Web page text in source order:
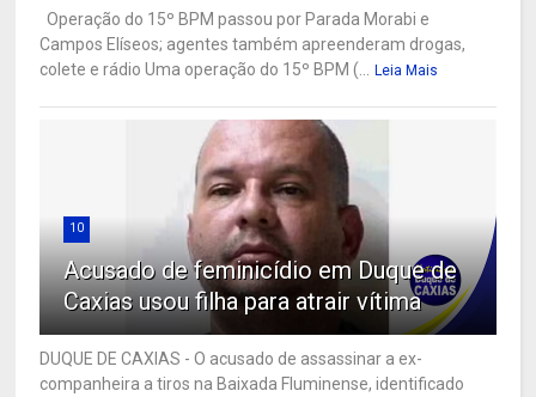
Operação do 15º BPM passou por Parada Morabi e
Campos Elíseos; agentes também apreenderam drogas,
colete e rádio Uma operação do 15º BPM (...
Leia Mais
10
Acusado de feminicídio em Duque de
Caxias usou filha para atrair vítima
DUQUE DE CAXIAS - O acusado de assassinar a ex-
companheira a tiros na Baixada Fluminense, identificado